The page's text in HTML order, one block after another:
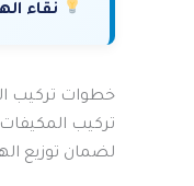
نقاء
خطوات تركيب
تركيب
لضمان توزيع